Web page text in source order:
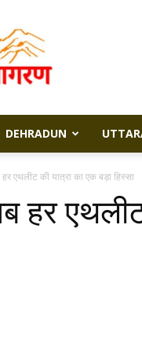
DEHRADUN
एथलीट की यात्रा का एक बड़ा हिस्सा
हर